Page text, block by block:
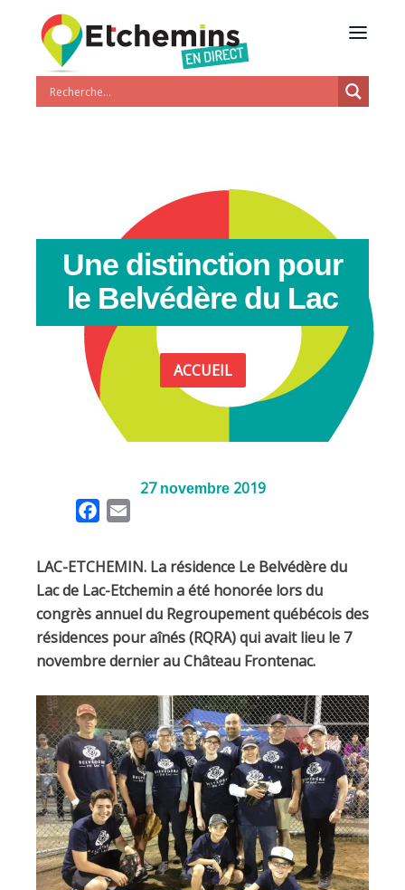
Une distinction pour
le Belvédère du Lac
ACCUEIL
27 novembre 2019
e
b
o
o
k
i
l
LAC-ETCHEMIN. La résidence Le Belvédère du
Lac de Lac-Etchemin a été honorée lors du
congrès annuel du Regroupement québécois des
résidences pour aînés (RQRA) qui avait lieu le 7
novembre dernier au Château Frontenac.